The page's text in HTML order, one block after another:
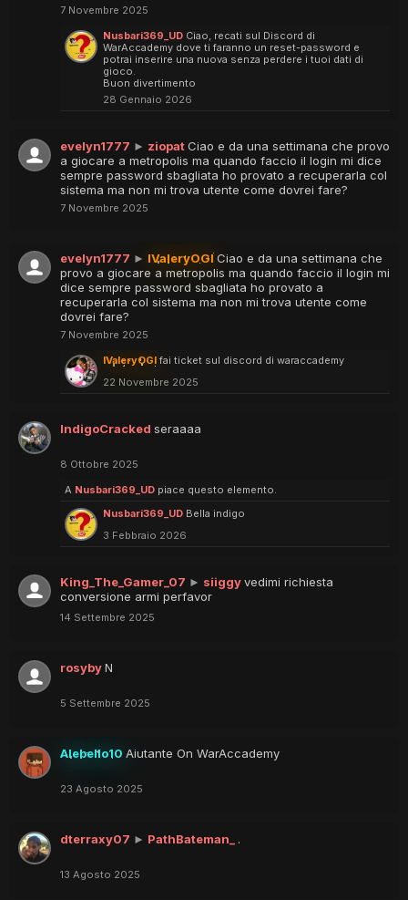
7 Novembre 2025
Nusbari369_UD Ciao, recati sul Discord di
WarAccademy dove ti faranno un reset-password e
potrai inserire una nuova senza perdere i tuoi dati di
gioco.
Buon divertimento
28 Gennaio 2026
evelyn1777 ► ziopatCiao e da una settimana che provo
a giocare a metropolis ma quando faccio il login mi dice
sempre password sbagliata ho provato a recuperarla col
sistema ma non mi trova utente come dovrei fare?
7 Novembre 2025
evelyn1777 ► IValeryOGICiao e da una settimana che
provo a giocare a metropolis ma quando faccio il login mi
dice sempre password sbagliata ho provato a
recuperarla col sistema ma non mi trova utente come
dovrei fare?
7 Novembre 2025
IValeryOGI fai ticket sul discord di waraccademy
22 Novembre 2025
IndigoCracked seraaaa
8 Ottobre 2025
A Nusbari369_UD piace questo elemento.
Nusbari369_UD Bella indigo
3 Febbraio 2026
King_The_Gamer_07 ► siiggyvedimi richiesta
conversione armi perfavor
14 Settembre 2025
rosybyN
5 Settembre 2025
Alebello10 Aiutante On WarAccademy
23 Agosto 2025
dterraxy07 ► PathBateman_ .
13 Agosto 2025